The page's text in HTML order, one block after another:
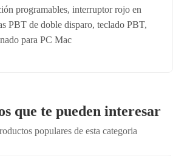
programables, interruptor rojo en
PBT de doble disparo, teclado PBT,
para PC Mac
que te pueden interesar
populares de esta categoria